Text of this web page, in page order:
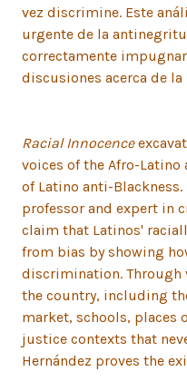
vez discrimine. Este
urgente de la
correctamente
discusiones acerca de la
Racial Innocence
voices of the Afro-
of Latino anti-Blackness.
professor and expert in
claim that Latinos'
from bias by showing
discrimination. Through
the country, including
market, schools, places
justice contexts that
Hernández proves the